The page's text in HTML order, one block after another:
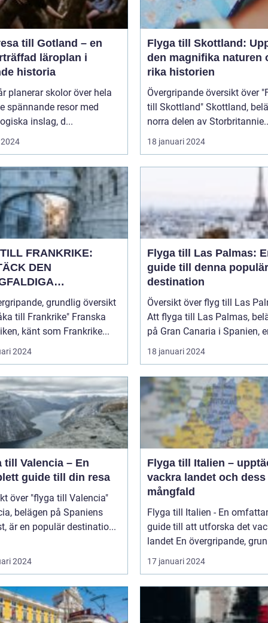
till Gotland – en
läroplan i
historia
planerar skolor över hela
spännande resor med
inslag, d...
Flyga till Skottland:
den magnifika naturen
rika historien
Övergripande översikt över
till Skottland" Skottland, beläget i
norra delen av
18 januari 2024
FRANKRIKE:
DEN
grundlig översikt
till Frankrike" Franska
känt som Frankrike...
2024
Flyga till Las Palmas:
guide till denna
destination
Översikt över flyg till Las
Att flyga till Las Palmas,
på Gran Canaria i Spanien,
18 januari 2024
till Valencia – En
guide till din resa
över "flyga till Valencia"
belägen på Spaniens
är en populär destinatio...
2024
Flyga till Italien –
vackra landet och dess
mångfald
Flyga till Italien - En
guide till att utforska det
landet En övergripande,
17 januari 2024